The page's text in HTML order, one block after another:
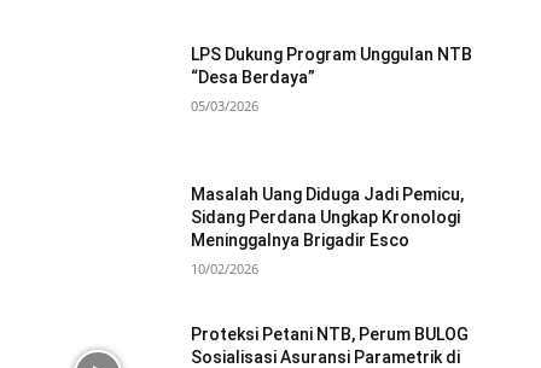
LPS Dukung Program Unggulan NTB
“Desa Berdaya”
05/03/2026
Masalah Uang Diduga Jadi Pemicu,
Sidang Perdana Ungkap Kronologi
Meninggalnya Brigadir Esco
10/02/2026
Proteksi Petani NTB, Perum BULOG
Sosialisasi Asuransi Parametrik di